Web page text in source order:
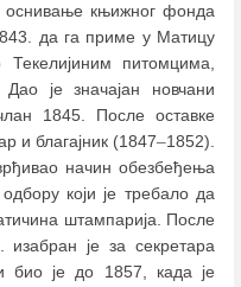
оснивање књижног фонда
да га приме у Матицу
питомцима,
је значајан новчани
1845. После оставке
и благајник (1847–1852).
начин обезбеђења
који је требало да
штампарија. После
је за секретара
био је до 1857, када је